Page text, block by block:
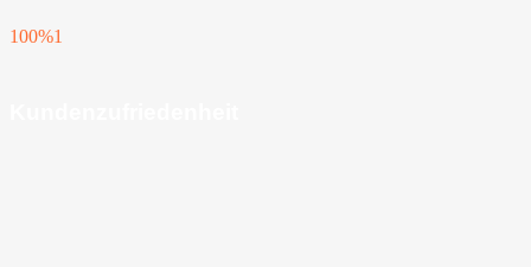
100%1